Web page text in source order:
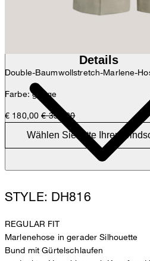
Double-Baumwollstretch-Marlene-
Farbe: greige
€ 180,00 € 350,00
Details
STYLE: DH816
REGULAR FIT
Marlenehose in gerader Silhouette
Bund mit Gürtelschlaufen